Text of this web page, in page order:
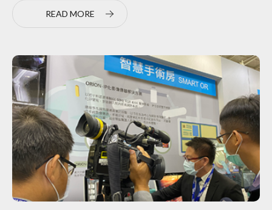
READ MORE